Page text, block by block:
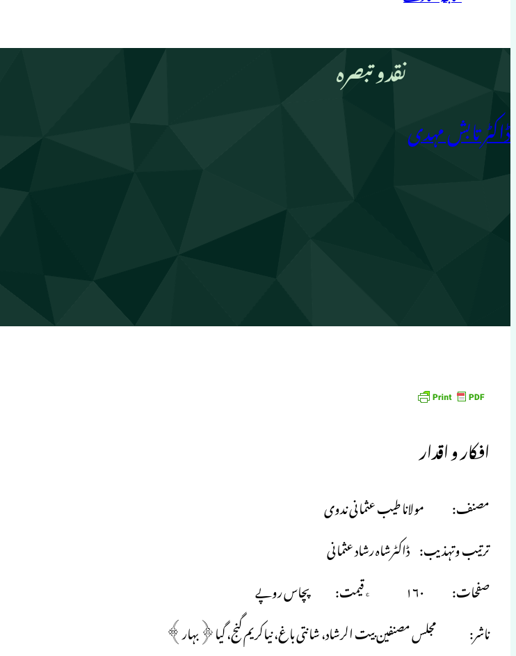
نقدو تبصرہ
ڈاکٹر تابش مہدی
افکار و اقدار
مصنف: مولانا طیب عثمانی ندوی
ترتیب وتہذیب: ڈاکٹرشاہ رشاد عثمانی
صفحات: ۱۶۰ ٭قیمت: پچاس روپے
ناشر: مجلس مصنفین بیت الرشاد، شانتی باغ، نیاکریم گنج، گیا﴿بہار﴾